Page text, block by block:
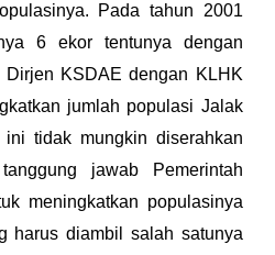
Pada tahun 2001
6 ekor tentunya dengan
KSDAE dengan KLHK
jumlah populasi Jalak
tidak mungkin diserahkan
jawab Pemerintah
meningkatkan populasinya
harus diambil salah satunya